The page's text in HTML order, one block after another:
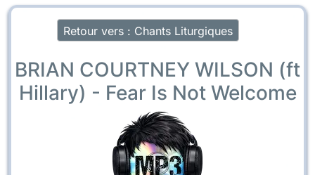
Retour vers : Chants Liturgiques
BRIAN COURTNEY WILSON (ft
Hillary) - Fear Is Not Welcome